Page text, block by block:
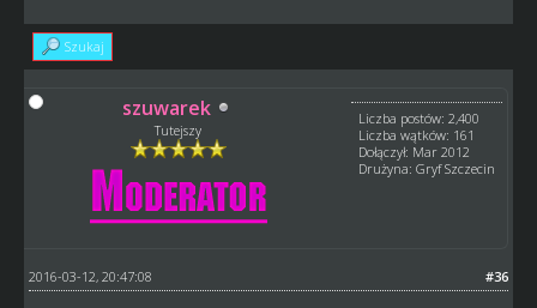
Szukaj
szuwarek
Tutejszy
Liczba postów: 2,400
Liczba wątków: 161
Dołączył: Mar 2012
Drużyna: Gryf Szczecin
#36
2016-03-12, 20:47:08